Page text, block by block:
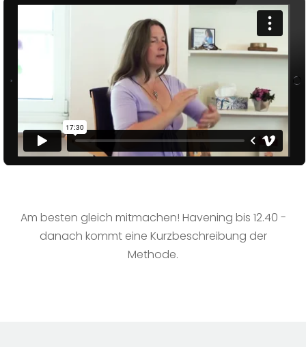
Am besten gleich mitmachen! Havening bis 12.40 -
danach kommt eine Kurzbeschreibung der
Methode.